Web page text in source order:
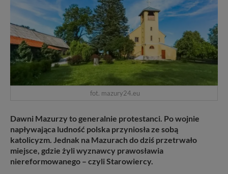
fot. mazury24.eu
Dawni Mazurzy to generalnie protestanci. Po wojnie
napływająca ludność polska przyniosła ze sobą
katolicyzm. Jednak na Mazurach do dziś przetrwało
miejsce, gdzie żyli wyznawcy prawosławia
niereformowanego – czyli Starowiercy.